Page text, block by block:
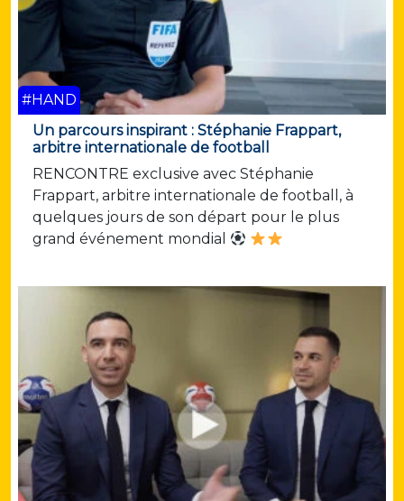
#HAND
Un parcours inspirant : Stéphanie Frappart,
arbitre internationale de football
RENCONTRE exclusive avec Stéphanie
Frappart, arbitre internationale de football, à
quelques jours de son départ pour le plus
grand événement mondial